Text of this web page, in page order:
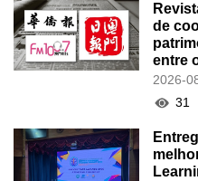
de
entre
2026-
31